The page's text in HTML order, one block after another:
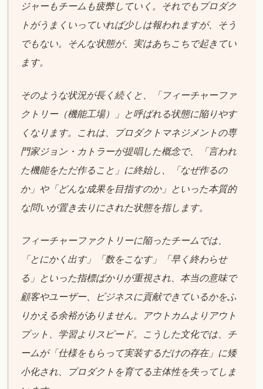
ジャーもチームも疲弊していく。それでもプロダク
トがうまくいっていれば少しは報われますが、そう
でもない。そんな状態が、実はあちこちで起きてい
ます。
そのような状況が長く続くと、「フィーチャーファ
クトリー（機能工場）」と呼ばれる状態に陥りやす
くなります。これは、プロダクトマネジメントの専
門家ジョン・カトラーが提唱した概念で、「言われ
た機能をただ作ること」に終始し、「なぜ作るの
か」や「どんな成果を目指すのか」といった本質的
な問いが置き去りにされた状態を指します。
フィーチャーファクトリーに陥ったチームでは、
「とにかく出す」「数をこなす」「早く終わらせ
る」といった指標ばかりが重視され、本当の意味で
顧客やユーザー、ビジネスに貢献できているかをふ
りかえる余裕がありません。アウトカムよりアウト
プット、学習よりスピード。こうした文化では、チ
ームが「仕様をもらって実装するだけの存在」に矮
小化され、プロダクトを育てる主体性を失ってしま